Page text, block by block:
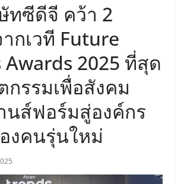
ทซีดีจี คว้า 2
กเวที Future
Awards 2025 ที่สุด
กรรมเพื่อสังคม
นส์ฟอร์มสู่องค์กร
งคนรุ่นใหม่